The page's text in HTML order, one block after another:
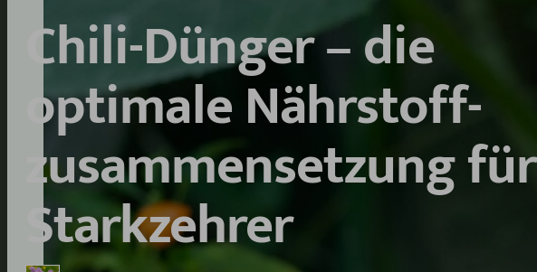
Chili-Dünger – die
optimale Nährstoff­
zusammen­setzung für
Starkzehrer